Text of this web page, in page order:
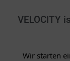
VELOCITY
Wir starten